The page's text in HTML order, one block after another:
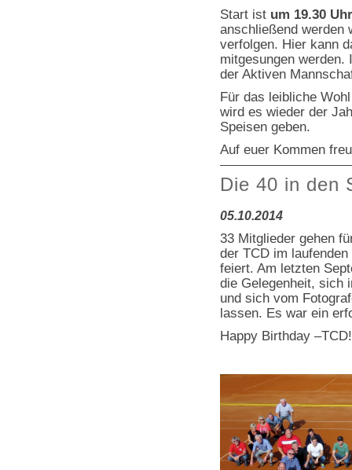
Start ist um 19.30
anschließend werden
verfolgen. Hier kann
mitgesungen werden.
der Aktiven
Für das leibliche
wird es wieder der
Speisen geben.
Auf euer Kommen
Die 40 in den
05.10.2014
33 Mitglieder gehen
der TCD im
feiert. Am letzten
die Gelegenheit, sich
und sich vom
lassen. Es war ein
Happy Birthday